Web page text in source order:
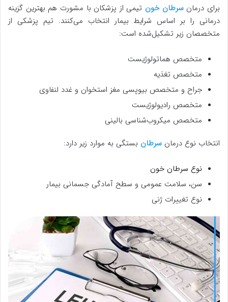
برای درمانسرطان خون تیمی از پزشکان با مشورت هم بهترین گزینه
درمانی را بر اساس شرایط بیمار انتخاب می‌کنند. تیم پزشکی از
متخصصان زیر تشکیل‌شده است:
متخصص هماتولوژیست
متخصص تغذیه
جراح و متخصص بیوپسی مغز استخوان و غدد لنفاوی
متخصص رادیولوژیست
متخصص میکروب‌شناسی بالینی
انتخاب نوع درمان سرطان بستگی به موارد زیر دارد:
نوع سرطان خون
سن، سلامت عمومی و سطح آمادگی جسمانی بیمار
نوع تغییرات ژنی